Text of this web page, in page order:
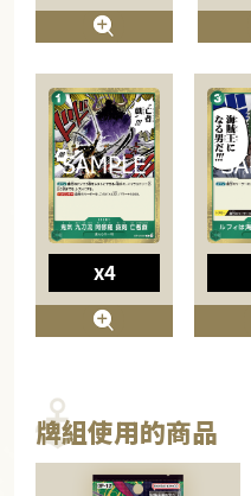
x4
牌組使用的商品